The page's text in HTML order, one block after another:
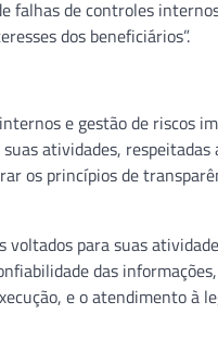
falhas de controles
dos beneficiários”.
e gestão de riscos
atividades,
os princípios de
para suas
das
e o atendimento à